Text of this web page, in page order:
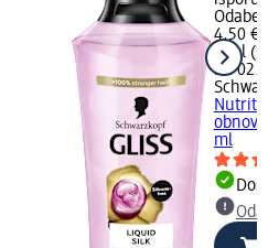
Odaberi
4,50 €
0,4 l
na
obnovu
ml